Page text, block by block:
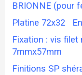
BRIONNE (pour
Platine 72x32
Fixation : vis filet
7mmx57mm
Finitions SP